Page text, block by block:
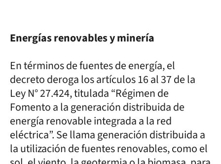
Energías renovables y minería
En términos de fuentes de energía, el
decreto deroga los artículos 16 al 37 de la
Ley N° 27.424, titulada “Régimen de
Fomento a la generación distribuida de
energía renovable integrada a la red
eléctrica”. Se llama generación distribuida a
la utilización de fuentes renovables, como el